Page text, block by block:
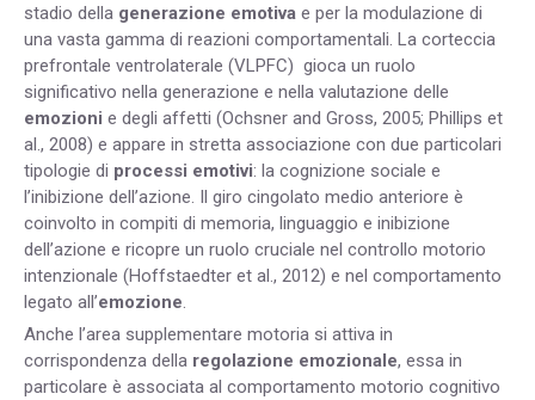
stadio della generazione emotiva e per la modulazione di
una vasta gamma di reazioni comportamentali. La corteccia
prefrontale ventrolaterale (VLPFC) gioca un ruolo
significativo nella generazione e nella valutazione delle
emozioni e degli affetti (Ochsner and Gross, 2005; Phillips et
al., 2008) e appare in stretta associazione con due particolari
tipologie di processi emotivi: la cognizione sociale e
l’inibizione dell’azione. Il giro cingolato medio anteriore è
coinvolto in compiti di memoria, linguaggio e inibizione
dell’azione e ricopre un ruolo cruciale nel controllo motorio
intenzionale (Hoffstaedter et al., 2012) e nel comportamento
legato all’emozione.
Anche l’area supplementare motoria si attiva in
corrispondenza della regolazione emozionale, essa in
particolare è associata al comportamento motorio cognitivo